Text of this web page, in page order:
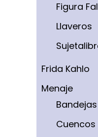
Figura
Llaveros
Frida Kahlo
Menaje
Bandejas
Cuencos